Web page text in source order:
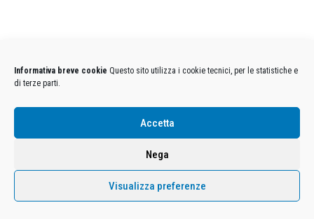
Informativa breve cookie Questo sito utilizza i cookie tecnici, per le statistiche e
di terze parti.
Accetta
Nega
Visualizza preferenze